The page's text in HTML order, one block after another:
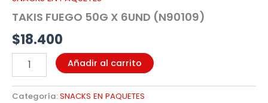
TAKIS FUEGO 50G X 6UND (N90109)
$18.400
Añadir al carrito
Categoría:SNACKS EN PAQUETES